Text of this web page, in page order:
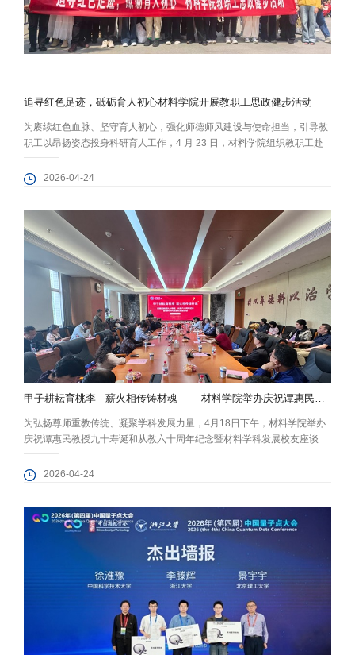
追寻红色足迹，砥砺育人初心材料学院开展教职工思政健步活动
为赓续红色血脉、坚守育人初心，强化师德师风建设与使命担当，引导教
职工以昂扬姿态投身科研育人工作，4 月 23 日，材料学院组织教职工赴
国家植物园开展“追寻红色足迹，砥砺育人初心”思政健步活动，43名教职
工参加了此次活动。 下午 13 时，参与人员准时集合乘车前往国家植物
2026-04-24
甲子耕耘育桃李 薪火相传铸材魂 ——材料学院举办庆祝谭惠民教授九十寿诞和从教六十周年纪念暨材料学...
为弘扬尊师重教传统、凝聚学科发展力量，4月18日下午，材料学院举办
庆祝谭惠民教授九十寿诞和从教六十周年纪念暨材料学科发展校友座谈
会。谭惠民教授，院长陈鹏万，副院长何春林、谢非，以及曾受业于谭惠
民教授的历届弟子代表、学院师生代表、校友代表齐聚一堂，深情回忆谭
谭惠民教授为学...
2026-04-24